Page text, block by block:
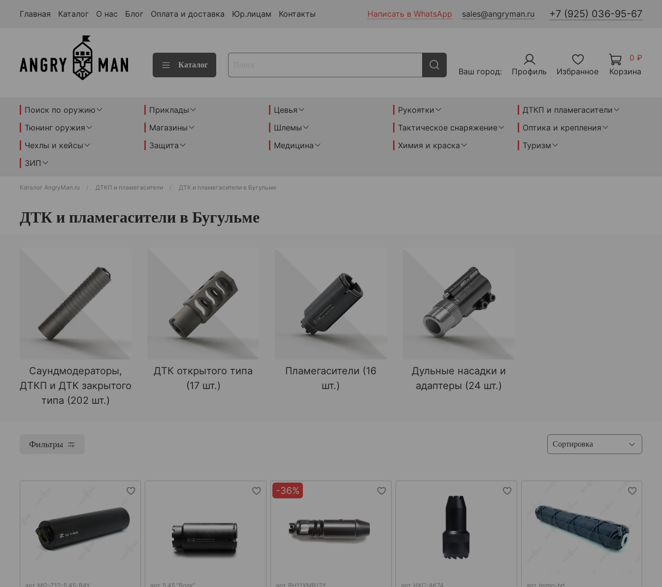
Главная Каталог О нас Блог Оплата и доставка Юр.лицам Контакты Написать в WhatsApp sales@angryman.ru +7 (925) 036-95-67
Каталог
Ваш город: Профиль Избранное
0 ₽
Корзина
Поиск по оружию Приклады Цевья Рукоятки
ДТКП и пламегасители
Тюнинг оружия
Магазины Шлемы Тактическое снаряжение
Оптика и крепления
Чехлы и кейсы
Защита Медицина Химия и краска
Туризм
ЗИП
Каталог AngryMan.ru ДТКП и пламегасители ДТК и пламегасители в Бугульме
ДТК и пламегасители в Бугульме
Саундмодераторы,
ДТКП и ДТК закрытого
типа (202 шт.)
ДТК открытого типа
(17 шт.)
Пламегасители (16
шт.)
Дульные насадки и
адаптеры (24 шт.)
Фильтры
арт. MG-Z12-5.45-BAY арт. 5,45 "Волк"
-36%
арт. RH11XMB12Y арт. НХС-АК74 арт. termo-brt